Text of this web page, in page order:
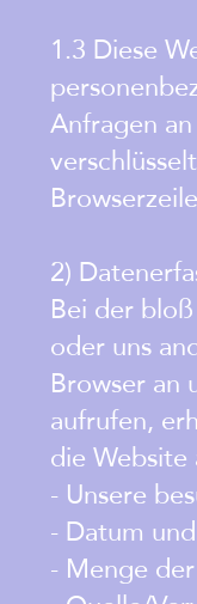
1.3 Diese
Anfragen
2)
Bei der
oder uns
Browser an
aufrufen,
die Website
- Unsere
- Datum
- Menge